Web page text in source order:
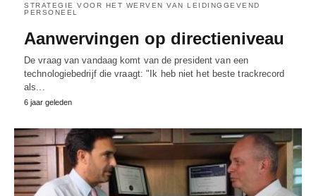
STRATEGIE VOOR HET WERVEN VAN LEIDINGGEVEND
PERSONEEL
Aanwervingen op directieniveau
De vraag van vandaag komt van de president van een
technologiebedrijf die vraagt: "Ik heb niet het beste trackrecord
als...
6 jaar geleden